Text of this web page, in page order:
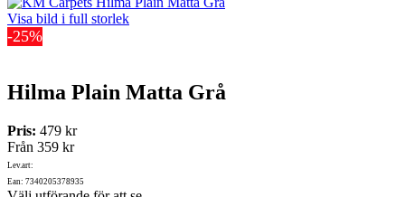
Visa bild i full storlek
-25%
Hilma Plain Matta Grå
Pris: 479 kr
Från 359 kr
Lev.art:
Ean: 7340205378935